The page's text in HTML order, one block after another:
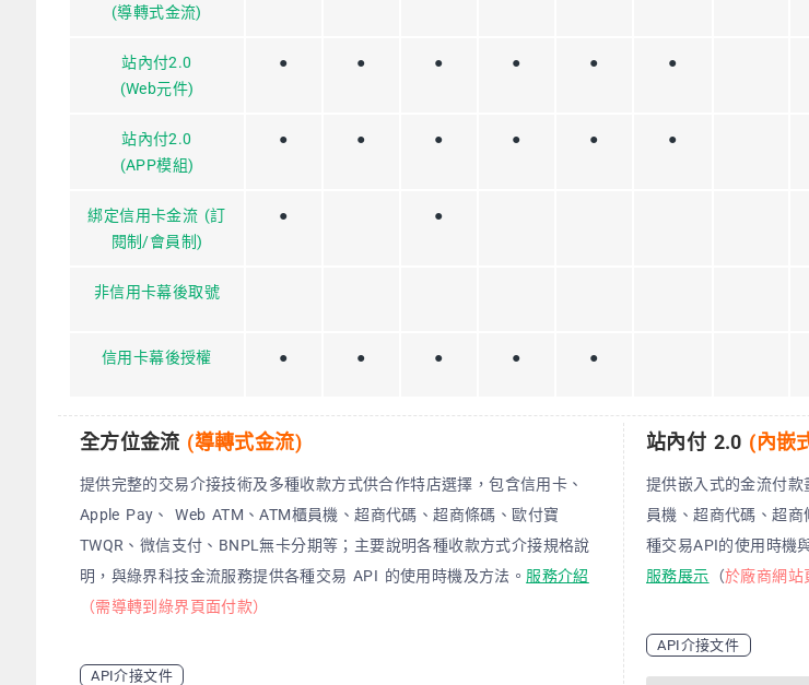
(導轉式金流)
站內付2.0
(Web元件)
● ● ● ● ● ●
站內付2.0
(APP模組)
● ● ● ● ● ●
綁定信用卡金流 (訂
閱制/會員制)
● ●
非信用卡幕後取號
信用卡幕後授權 ● ● ● ● ●
全方位金流 (導轉式金流)
提供完整的交易介接技術及多種收款方式供合作特店選擇，包含信用卡、
Apple Pay、 Web ATM、ATM櫃員機、超商代碼、超商條碼、歐付寶
TWQR、微信支付、BNPL無卡分期等；主要說明各種收款方式介接規格說
明，與綠界科技金流服務提供各種交易 API 的使用時機及方法。 服務介紹
（需導轉到綠界頁面付款）
API介接文件
站內付 2.0 (內嵌
提供嵌入式的金流付
員機、超商代碼、超
種交易API的使用時機
服務展示 （於廠商網站
API介接文件